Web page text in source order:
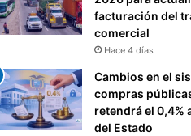
facturación del
comercial
Hace 4 días
Cambios en el
compras
retendrá el 0,4%
del Estado